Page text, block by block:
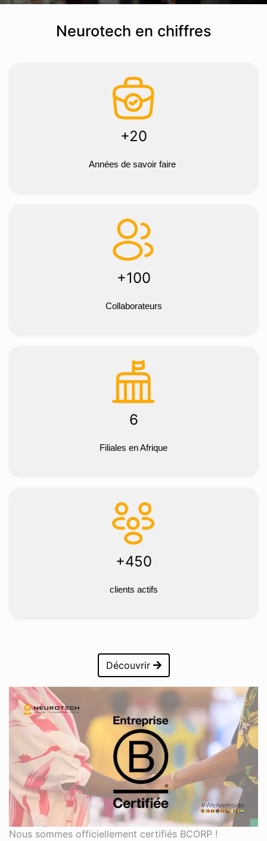
Neurotech en chiffres
+20
Années de savoir faire
+100
Collaborateurs
6
Filiales en Afrique
+450
clients actifs
Découvrir
Nous sommes officiellement certifiés BCORP !